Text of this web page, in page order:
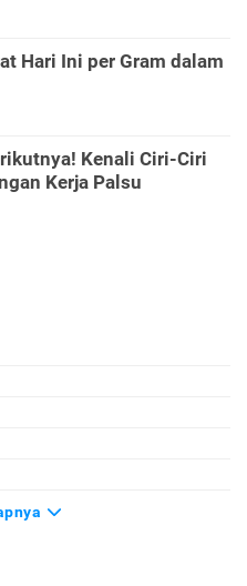
Hari Ini per Gram dalam
Kenali Ciri-Ciri
Kerja Palsu